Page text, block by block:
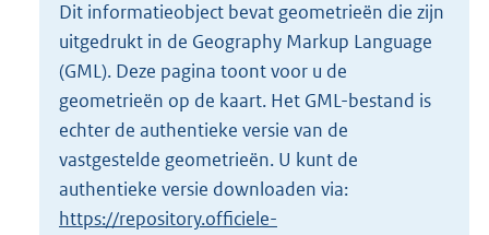
o
t
t
e
1
6
8
Dit informatieobject bevat geometrieën die zijn
uitgedrukt in de Geography Markup Language
(GML). Deze pagina toont voor u de
geometrieën op de kaart. Het GML-bestand is
echter de authentieke versie van de
vastgestelde geometrieën. U kunt de
authentieke versie downloaden via:
https://repository.officiele-